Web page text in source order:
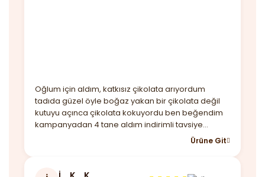
Oğlum için aldım, katkısız çikolata arıyordum
tadıda güzel öyle boğaz yakan bir çikolata değil
kutuyu açınca çikolata kokuyordu ben beğendim
kampanyadan 4 tane aldım indirimli tavsiye
Ürüne Git